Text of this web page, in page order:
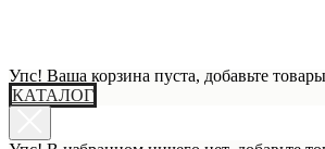
Упс! Ваша корзина пуста, добавьте
КАТАЛОГ